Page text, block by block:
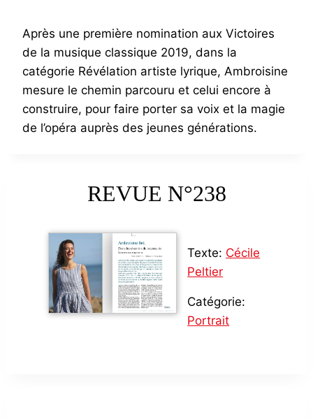
Après une première nomination aux Victoires
de la musique classique 2019, dans la
catégorie Révélation artiste lyrique, Ambroisine
mesure le chemin parcouru et celui encore à
construire, pour faire porter sa voix et la magie
de l’opéra auprès des jeunes générations.
REVUE N°238
Texte: Cécile
Peltier
Catégorie:
Portrait